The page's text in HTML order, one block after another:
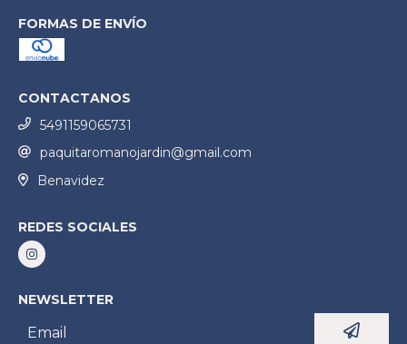
FORMAS DE ENVÍO
CONTACTANOS
5491159065731
paquitaromanojardin@gmail.com
Benavidez
REDES SOCIALES
NEWSLETTER